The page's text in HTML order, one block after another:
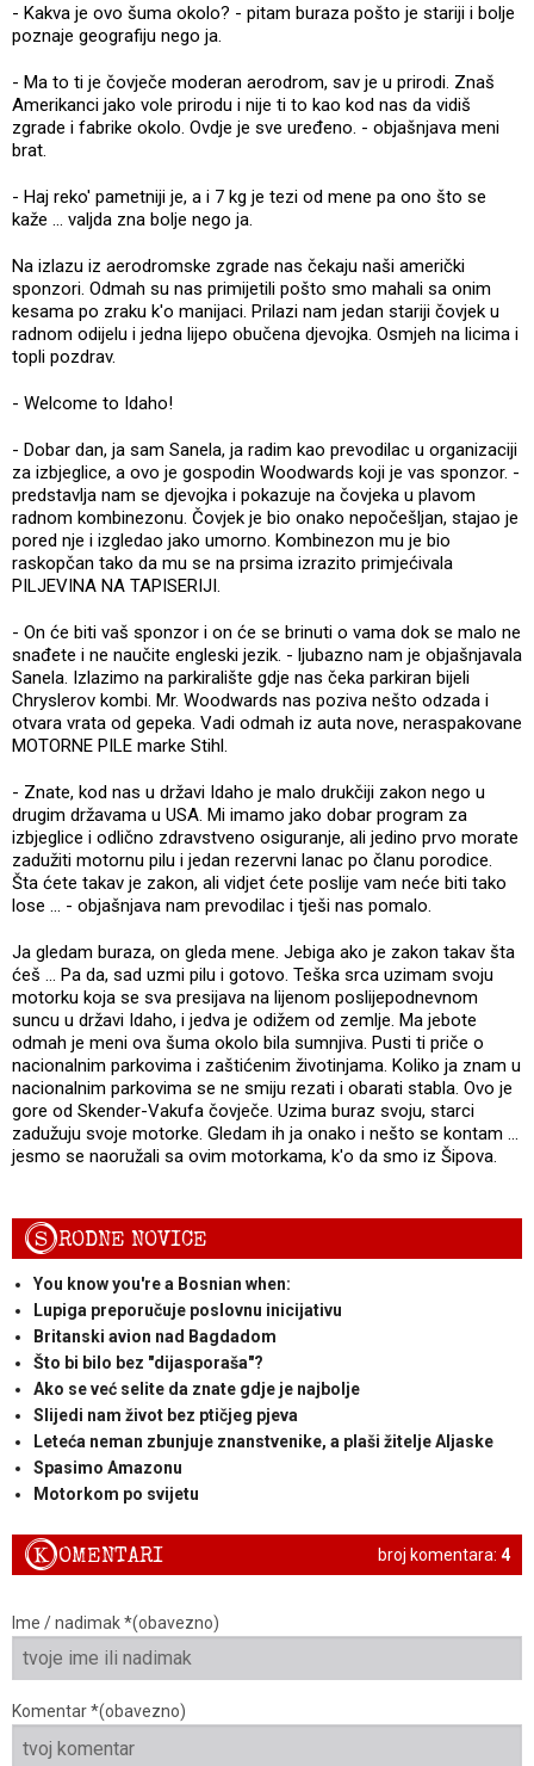
- Kakva je ovo šuma okolo? - pitam buraza pošto je stariji i bolje
poznaje geografiju nego ja.
- Ma to ti je čovječe moderan aerodrom, sav je u prirodi. Znaš
Amerikanci jako vole prirodu i nije ti to kao kod nas da vidiš
zgrade i fabrike okolo. Ovdje je sve uređeno. - objašnjava meni
brat.
- Haj reko' pametniji je, a i 7 kg je tezi od mene pa ono što se
kaže ... valjda zna bolje nego ja.
Na izlazu iz aerodromske zgrade nas čekaju naši američki
sponzori. Odmah su nas primijetili pošto smo mahali sa onim
kesama po zraku k'o manijaci. Prilazi nam jedan stariji čovjek u
radnom odijelu i jedna lijepo obučena djevojka. Osmjeh na licima i
topli pozdrav.
- Welcome to Idaho!
- Dobar dan, ja sam Sanela, ja radim kao prevodilac u organizaciji
za izbjeglice, a ovo je gospodin Woodwards koji je vas sponzor. -
predstavlja nam se djevojka i pokazuje na čovjeka u plavom
radnom kombinezonu. Čovjek je bio onako nepočešljan, stajao je
pored nje i izgledao jako umorno. Kombinezon mu je bio
raskopčan tako da mu se na prsima izrazito primjećivala
PILJEVINA NA TAPISERIJI.
- On će biti vaš sponzor i on će se brinuti o vama dok se malo ne
snađete i ne naučite engleski jezik. - ljubazno nam je objašnjavala
Sanela. Izlazimo na parkiralište gdje nas čeka parkiran bijeli
Chryslerov kombi. Mr. Woodwards nas poziva nešto odzada i
otvara vrata od gepeka. Vadi odmah iz auta nove, neraspakovane
MOTORNE PILE marke Stihl.
- Znate, kod nas u državi Idaho je malo drukčiji zakon nego u
drugim državama u USA. Mi imamo jako dobar program za
izbjeglice i odlično zdravstveno osiguranje, ali jedino prvo morate
zadužiti motornu pilu i jedan rezervni lanac po članu porodice.
Šta ćete takav je zakon, ali vidjet ćete poslije vam neće biti tako
lose ... - objašnjava nam prevodilac i tješi nas pomalo.
Ja gledam buraza, on gleda mene. Jebiga ako je zakon takav šta
ćeš ... Pa da, sad uzmi pilu i gotovo. Teška srca uzimam svoju
motorku koja se sva presijava na lijenom poslijepodnevnom
suncu u državi Idaho, i jedva je odižem od zemlje. Ma jebote
odmah je meni ova šuma okolo bila sumnjiva. Pusti ti priče o
nacionalnim parkovima i zaštićenim životinjama. Koliko ja znam u
nacionalnim parkovima se ne smiju rezati i obarati stabla. Ovo je
gore od Skender-Vakufa čovječe. Uzima buraz svoju, starci
zadužuju svoje motorke. Gledam ih ja onako i nešto se kontam ...
jesmo se naoružali sa ovim motorkama, k'o da smo iz Šipova.
SRODNE NOVICE
You know you're a Bosnian when:
Lupiga preporučuje poslovnu inicijativu
Britanski avion nad Bagdadom
Što bi bilo bez "dijasporaša"?
Ako se već selite da znate gdje je najbolje
Slijedi nam život bez ptičjeg pjeva
Leteća neman zbunjuje znanstvenike, a plaši žitelje Aljaske
Spasimo Amazonu
Motorkom po svijetu
broj komentara: 4
KOMENTARI
Ime / nadimak *(obavezno)
Komentar *(obavezno)